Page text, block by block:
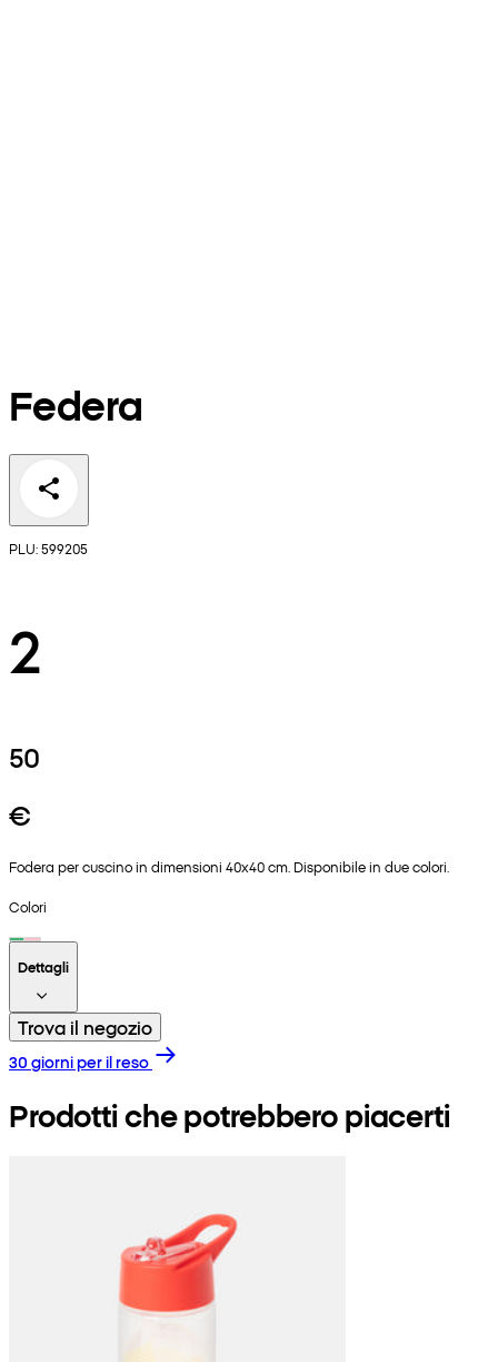
Federa
PLU: 599205
2
50
€
Fodera per cuscino in dimensioni 40x40 cm. Disponibile in due colori.
Colori
Dettagli
Trova il negozio
30 giorni per il reso
Prodotti che potrebbero piacerti